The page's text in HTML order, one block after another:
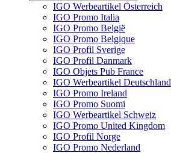
IGO Werbeartikel Österreich
IGO Promo Italia
IGO Promo België
IGO Promo Belgique
IGO Profil Sverige
IGO Profil Danmark
IGO Objets Pub France
IGO Werbeartikel Deutschland
IGO Promo Ireland
IGO Promo Suomi
IGO Werbeartikel Schweiz
IGO Promo United Kingdom
IGO Profil Norge
IGO Promo Nederland